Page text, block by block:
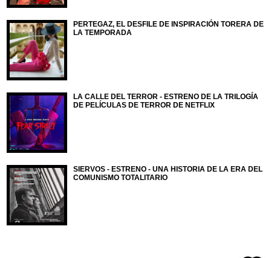
PERTEGAZ, EL DESFILE DE INSPIRACIÓN TORERA DE
LA TEMPORADA
LA CALLE DEL TERROR - ESTRENO DE LA TRILOGÍA
DE PELÍCULAS DE TERROR DE NETFLIX
SIERVOS - ESTRENO - UNA HISTORIA DE LA ERA DEL
COMUNISMO TOTALITARIO